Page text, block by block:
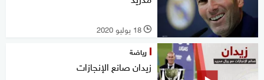
l 18 يوليو 2020
رياضة
زيدان صانع الإنجازات